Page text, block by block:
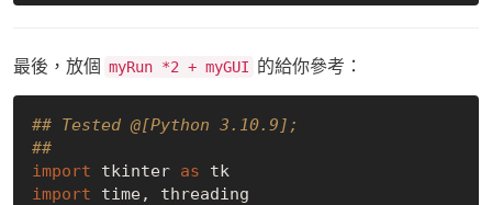
最後，放個 myRun *2 + myGUI 的給你參考：
## Tested @[Python 3.10.9];
##
import tkinter as
import